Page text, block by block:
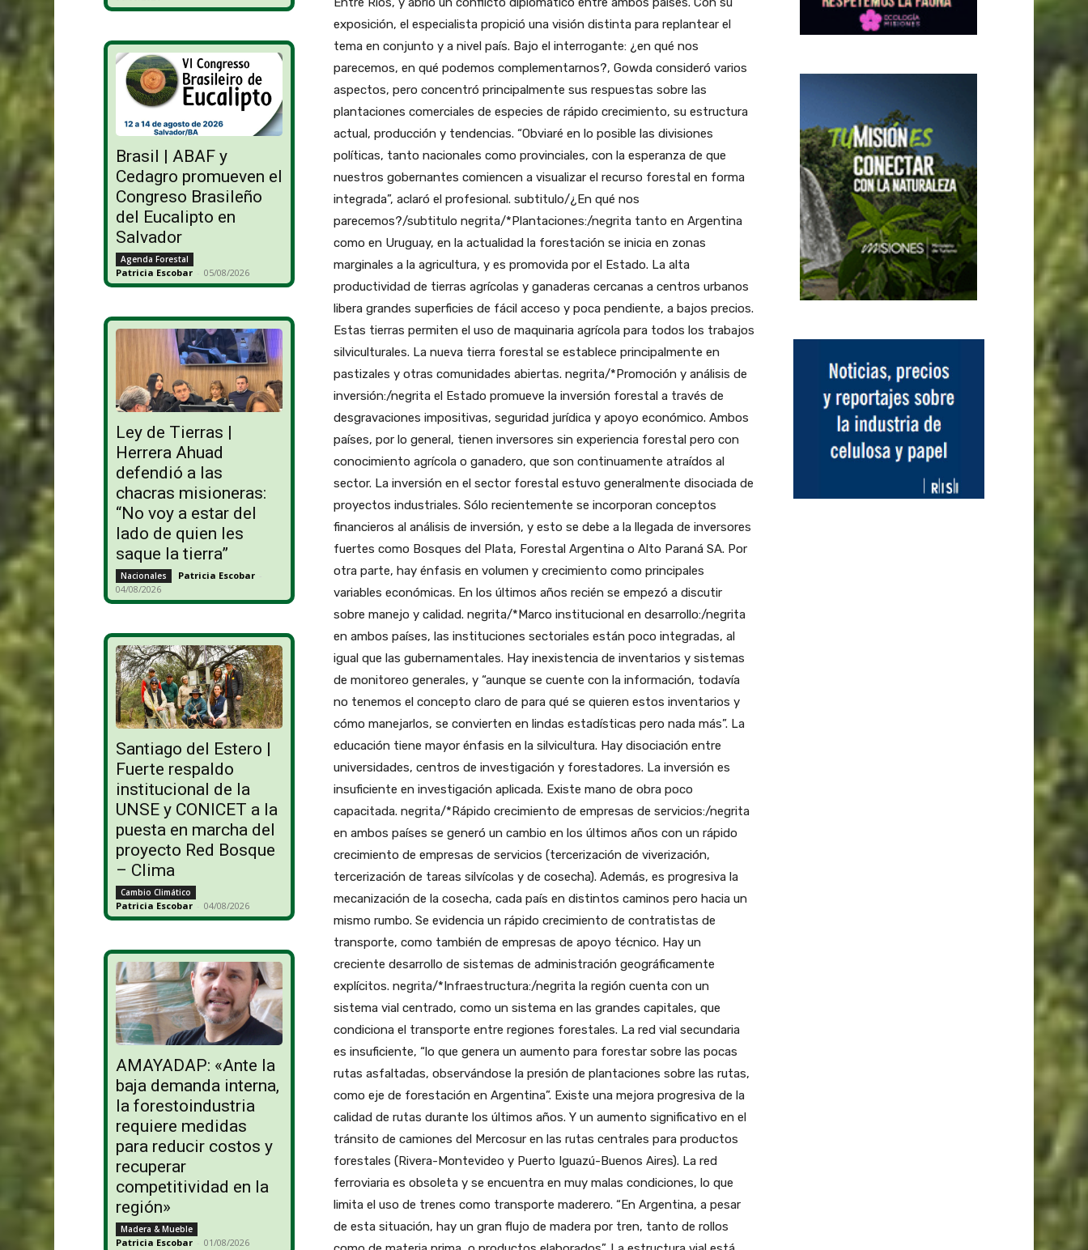
Brasil | ABAF y
Cedagro promueven el
Congreso Brasileño
del Eucalipto en
Salvador
Agenda Forestal
Patricia Escobar - 05/08/2026
Ley de Tierras |
Herrera Ahuad
defendió a las
chacras misioneras:
“No voy a estar del
lado de quien les
saque la tierra”
Nacionales Patricia Escobar -
04/08/2026
Santiago del Estero |
Fuerte respaldo
institucional de la
UNSE y CONICET a la
puesta en marcha del
proyecto Red Bosque
– Clima
Cambio Climático
Patricia Escobar - 04/08/2026
AMAYADAP: «Ante la
baja demanda interna,
la forestoindustria
requiere medidas
para reducir costos y
recuperar
competitividad en la
región»
Madera & Mueble
Patricia Escobar - 01/08/2026